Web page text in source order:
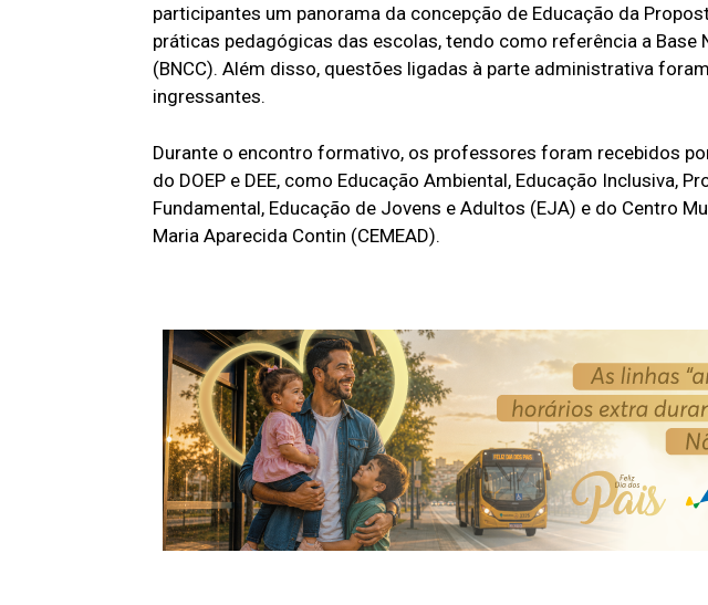
participantes um panorama da concepção de Educação da
práticas pedagógicas das escolas, tendo como referência a Base
(BNCC). Além disso, questões ligadas à parte administrativa
ingressantes.
Durante o encontro formativo, os professores foram recebidos
do DOEP e DEE, como Educação Ambiental, Educação Inclusiva,
Fundamental, Educação de Jovens e Adultos (EJA) e do Centro
Maria Aparecida Contin (CEMEAD).